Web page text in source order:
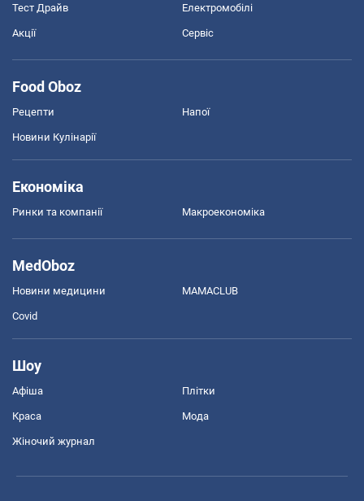
Тест Драйв Електромобілі
Акції Сервіс
Food Oboz
Рецепти Напої
Новини Кулінарії
Економіка
Ринки та компанії Макроекономіка
MedOboz
Новини медицини MAMACLUB
Covid
Шоу
Афіша Плітки
Краса Мода
Жіночий журнал